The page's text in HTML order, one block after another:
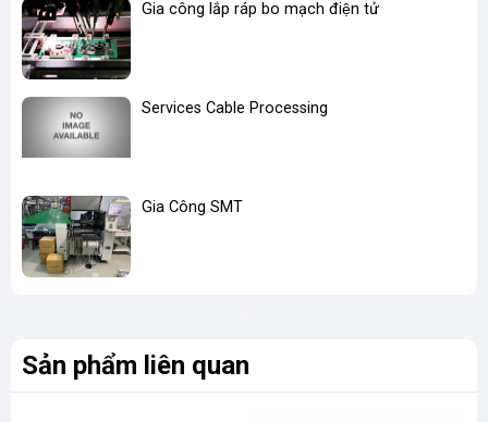
Gia công lắp ráp bo mạch điện tử
Services Cable Processing
Gia Công SMT
Sản phẩm liên quan